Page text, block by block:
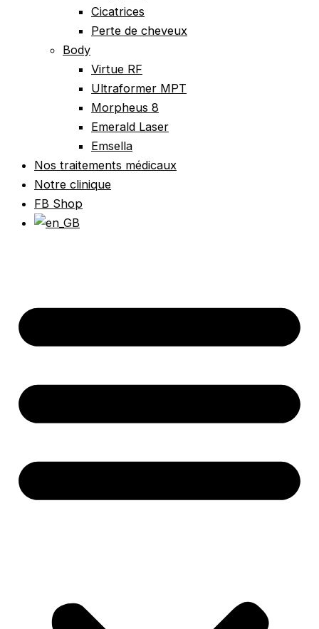
Cicatrices
Perte de cheveux
Body
Virtue RF
Ultraformer MPT
Morpheus 8
Emerald Laser
Emsella
Nos traitements médicaux
Notre clinique
FB Shop